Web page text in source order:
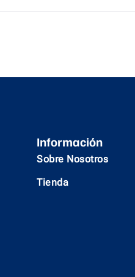
Información
Sobre Nosotros
Tienda